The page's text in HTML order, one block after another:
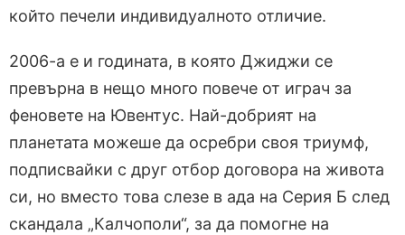
който печели индивидуалното отличие.
2006-а е и годината, в която Джиджи се
превърна в нещо много повече от играч за
феновете на Ювентус. Най-добрият на
планетата можеше да осребри своя триумф,
подписвайки с друг отбор договора на живота
си, но вместо това слезе в ада на Серия Б след
скандала „Калчополи“, за да помогне на